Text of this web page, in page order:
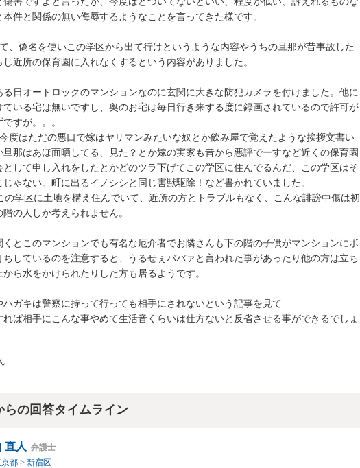
件と関係の無い侮辱するようなことを言ってきた様です。
、偽名を使いこの学区から出て行けというような内容やうちの旦那が昔事故した
近所の保育園に入れなくするという内容がありました。
日オートロックのマンションなのに玄関に大きな防犯カメラを付けました。他に
ている宅は無いですし、奥のお宅は毎日行き来する度に録画されているので許可が
すが。。。
度はただの悪口で嫁はヤリマンみたいな奴とか飲み屋で覚えたような挨拶文書い
旦那はあほ面晒してる、見た？とか嫁の実家も昔から悪評でーすなど近くの保育園
として申し入れをしたとかどのツラ下げてこの学区に住んでるんだ、この学区はそ
ゃない。町に出るイノシシと同じ害獣駆除！など書かれていました。
の学区に土地を構え住んでいて、近所の方とトラブルもなく、こんな誹謗中傷は初
の人しか考えられません。
くとこのマンションでも有名な厄介者でお隣さんも下の階の子供がマンションにボ
ちしているのを注意すると、うるせぇババァと言われた事があったり他の方は立ち
ら水をかけられたりした方も居るようです。
ガキは警察に持って行っても相手にされないという記事を見て
れば相手にこんな事やめて生活音くらいは仕方ないと反省させる事ができるでしょ
らの回答タイムライン
直人 弁護士
都 > 新宿区